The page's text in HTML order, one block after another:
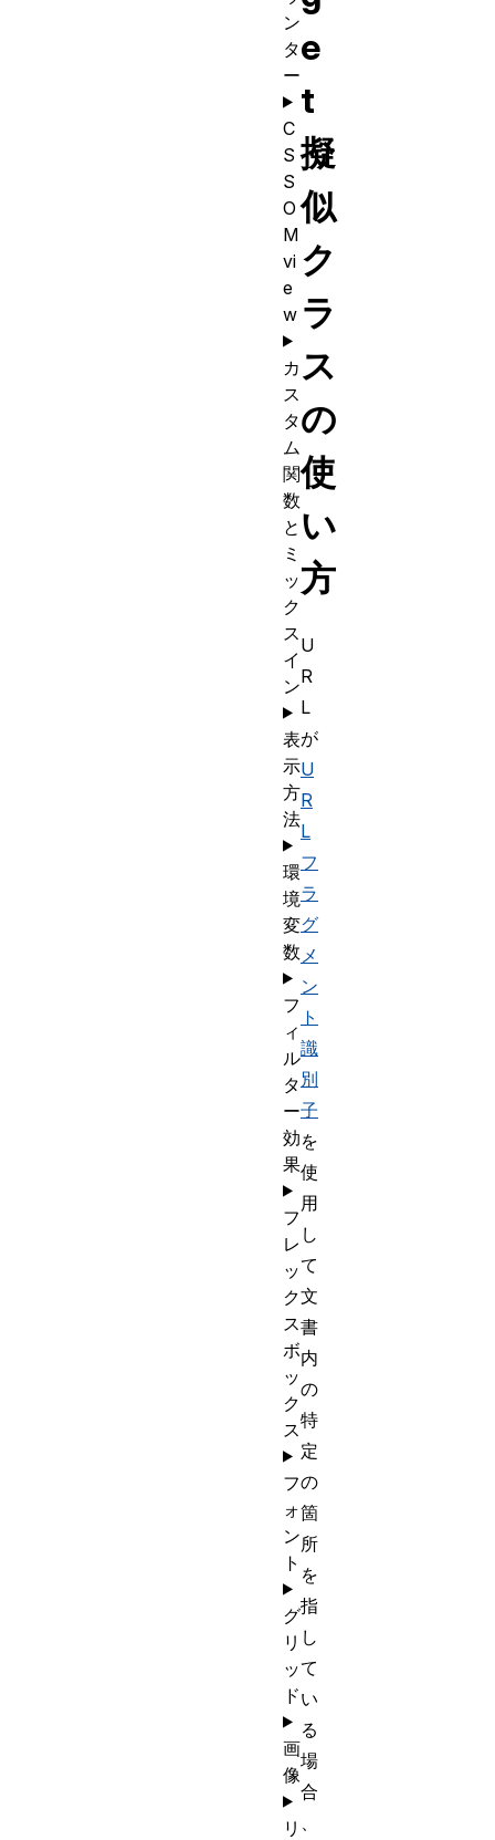
e
t
擬
似
ク
ラ
ス
の
使
い
方
U
R
L
が
U
R
L
フ
ラ
グ
メ
ン
ト
識
別
子
を
使
用
し
て
文
書
内
の
特
定
の
箇
所
を
指
し
て
い
る
場
合
ン
タ
ー
C
S
S
O
M
vi
e
w
カ
ス
タ
ム
関
数
と
ミ
ッ
ク
ス
イ
ン
表
示
方
法
環
境
変
数
フ
ィ
ル
タ
ー
効
果
フ
レ
ッ
ク
ス
ボ
ッ
ク
ス
フ
ォ
ン
ト
グ
リ
ッ
ド
画
像
リ